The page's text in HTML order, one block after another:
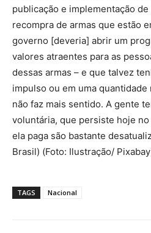
publicação e implementação
recompra de armas que estão
governo [deveria] abrir um
valores atraentes para as
dessas armas – e que talvez
impulso ou em uma
não faz mais sentido. A gente
voluntária, que persiste hoje
ela paga são bastante
Brasil) (Foto: Ilustração/
TAGS Nacional